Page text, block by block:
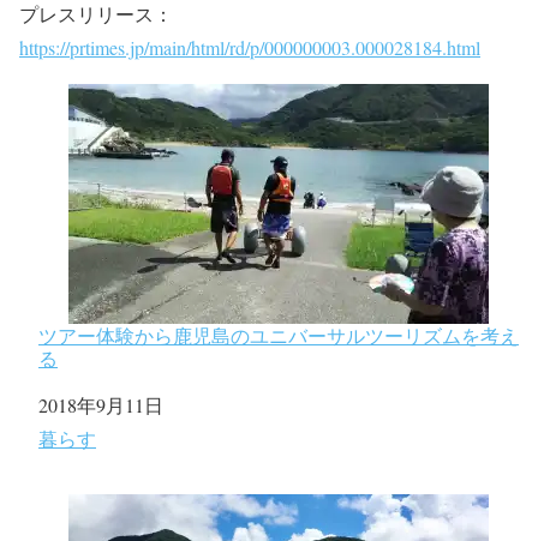
プレスリリース：
https://prtimes.jp/main/html/rd/p/000000003.000028184.html
ツアー体験から鹿児島のユニバーサルツーリズムを考え
る
日付
2018年9月11日
関連理由
暮らす